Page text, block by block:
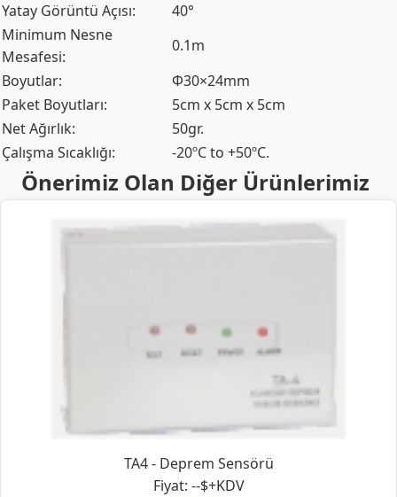
Yatay Görüntü Açısı:
40°
Minimum Nesne
Mesafesi:
0.1m
Boyutlar:
Φ30×24mm
Paket Boyutları:
5cm x 5cm x 5cm
Net Ağırlık:
50gr.
Çalışma Sıcaklığı:
-20ºC to +50ºC.
Önerimiz Olan Diğer Ürünlerimiz
TA4 - Deprem Sensörü
Fiyat: --$+KDV